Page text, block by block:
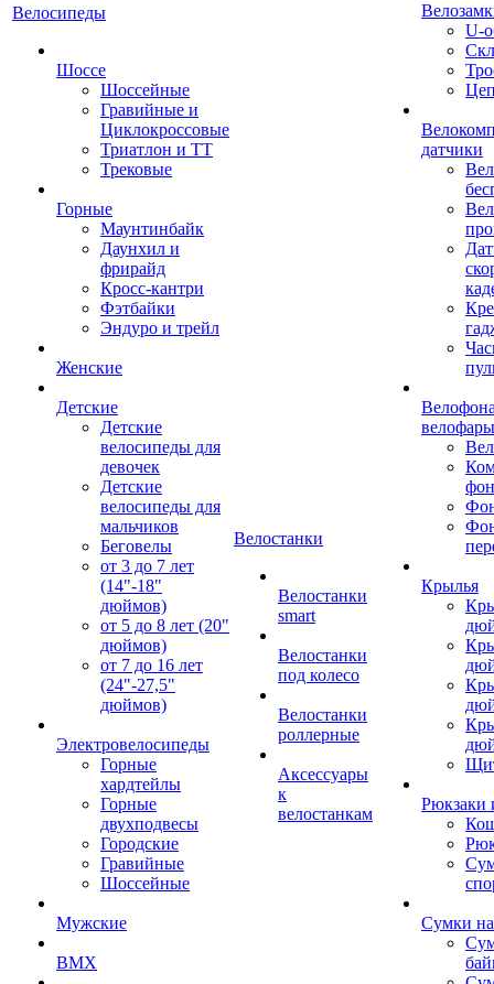
Велосипеды
Шоссе
Шоссейные
Гравийные и
Циклокроссовые
Триатлон и ТТ
Трековые
Горные
Маунтинбайк
Даунхил и
фрирайд
Кросс-кантри
Фэтбайки
Эндуро и трейл
Женские
Детские
Детские
велосипеды для
девочек
Детские
велосипеды для
мальчиков
Беговелы
от 3 до 7 лет
(14"-18"
дюймов)
от 5 до 8 лет (20"
дюймов)
от 7 до 16 лет
(24"-27,5"
дюймов)
Электровелосипеды
Горные
хардтейлы
Горные
двухподвесы
Городские
Гравийные
Шоссейные
Мужские
BMX
Велостанки
Велостанки
smart
Велостанки
под колесо
Велостанки
роллерные
Аксессуары
к
велостанкам
U-
датчики
велофары
Крылья
Рюкзаки
Сумки